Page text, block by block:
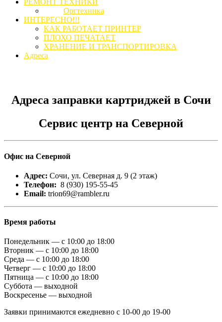
Оргтехника
ИНТЕРЕСНО!!!
КАК РАБОТАЕТ ПРИНТЕР
ПЛОХО ПЕЧАТАЕТ
ХРАНЕНИЕ И ТРАНСПОРТИРОВКА
Адреса
Адреса заправки картриджей в Сочи
Сервис центр на Северной
Офис на Северной
Адрес: Сочи, ул. Северная д. 9 (2 этаж)
Телефон: 8 (930) 195-55-45
Email: trion69@rambler.ru
Время работы
Понедельник — с 10:00 до 18:00
Вторник — с 10:00 до 18:00
Среда — с 10:00 до 18:00
Четверг — с 10:00 до 18:00
Пятница — с 10:00 до 18:00
Суббота — выходной
Воскресенье — выходной
Заявки принимаются ежедневно с 10-00 до 19-00